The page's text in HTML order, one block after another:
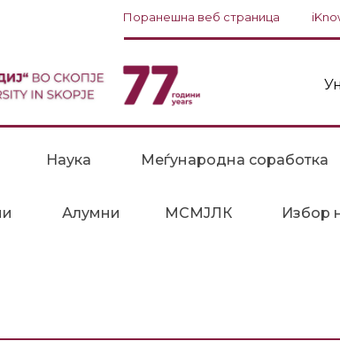
Поранешна веб страница
Наука Меѓународна соработка
Алумни МСМЈЛК Избор